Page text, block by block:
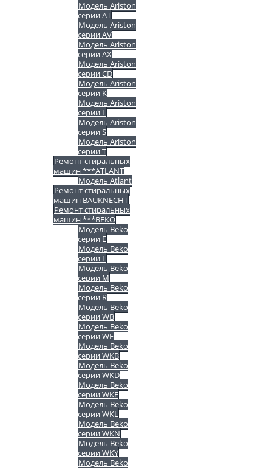
Модель Ariston
серии AT
Модель Ariston
серии AV
Модель Ariston
серии AX
Модель Ariston
серии CD
Модель Ariston
серии K
Модель Ariston
серии L
Модель Ariston
серии S
Модель Ariston
серии T
Ремонт стиральных
машин ***ATLANT
Модель Atlant
Ремонт стиральных
машин BAUKNECHT
Ремонт стиральных
машин ***BEKO
Модель Beko
серии E
Модель Beko
серии L
Модель Beko
серии M
Модель Beko
серии R
Модель Beko
серии WB
Модель Beko
серии WE
Модель Beko
серии WKB
Модель Beko
серии WKD
Модель Beko
серии WKE
Модель Beko
серии WKL
Модель Beko
серии WKN
Модель Beko
серии WKY
Модель Beko